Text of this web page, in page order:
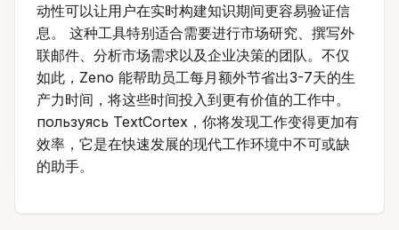
动性可以让用户在实时构建知识期间更容易验证信
息。 这种工具特别适合需要进行市场研究、撰写外
联邮件、分析市场需求以及企业决策的团队。不仅
如此，Zeno 能帮助员工每月额外节省出3-7天的生
产力时间，将这些时间投入到更有价值的工作中。
пользуясь TextCortex，你将发现工作变得更加有
效率，它是在快速发展的现代工作环境中不可或缺
的助手。